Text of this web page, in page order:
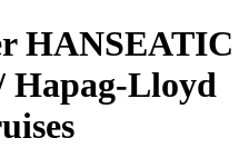
HANSEATIC
Hapag-Lloyd